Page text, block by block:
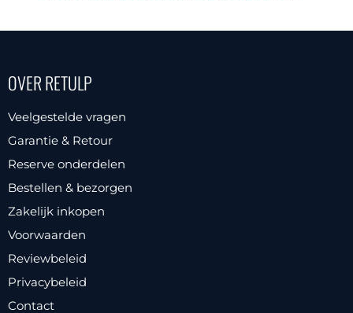
OVER RETULP
Veelgestelde vragen
Garantie & Retour
Reserve onderdelen
Bestellen & bezorgen
Zakelijk inkopen
Voorwaarden
Reviewbeleid
Privacybeleid
Contact